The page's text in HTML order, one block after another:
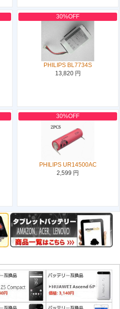
30%OFF
PHILIPS BL7734S
13,820 円
30%OFF
PHILIPS UR14500AC
2,599 円